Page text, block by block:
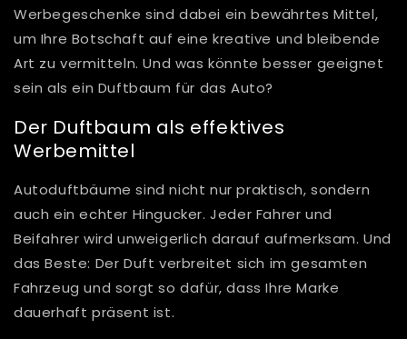
Werbegeschenke sind dabei ein bewährtes Mittel,
um Ihre Botschaft auf eine kreative und bleibende
Art zu vermitteln. Und was könnte besser geeignet
sein als ein Duftbaum für das Auto?
Der Duftbaum als effektives
Werbemittel
Autoduftbäume sind nicht nur praktisch, sondern
auch ein echter Hingucker. Jeder Fahrer und
Beifahrer wird unweigerlich darauf aufmerksam. Und
das Beste: Der Duft verbreitet sich im gesamten
Fahrzeug und sorgt so dafür, dass Ihre Marke
dauerhaft präsent ist.